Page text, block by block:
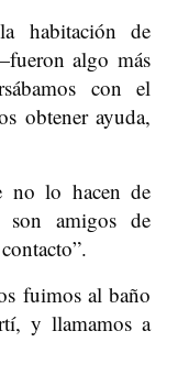
habitación de
algo más
con el
obtener ayuda,
no lo hacen de
son amigos de
fuimos al baño
y llamamos a